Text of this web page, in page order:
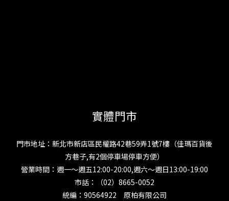
實體門市
門市地址：新北市新店區民權路42巷59弄1號7樓（佳瑪百貨後
方巷子,有2個停車場停車方便）
營業時間：週一～週五12:00-20:00,週六～週日13:00-19:00
市話：（02）8665-0052
統編：90564922 原柏有限公司